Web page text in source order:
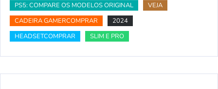
PS5: COMPARE OS MODELOS ORIGINAL
VEJA
CADEIRA GAMERCOMPRAR
2024
HEADSETCOMPRAR
SLIM E PRO